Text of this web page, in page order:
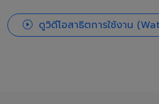
ดูวิดีโอสาธิตการใช้งาน